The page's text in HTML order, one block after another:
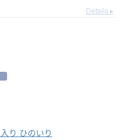
Details ▸
り ひのいり